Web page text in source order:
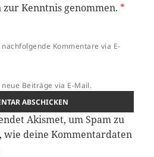
Kenntnis genommen. *
Kommentare via E-
Beiträge via E-Mail.
Akismet, um Spam zu
wie deine Kommentardaten